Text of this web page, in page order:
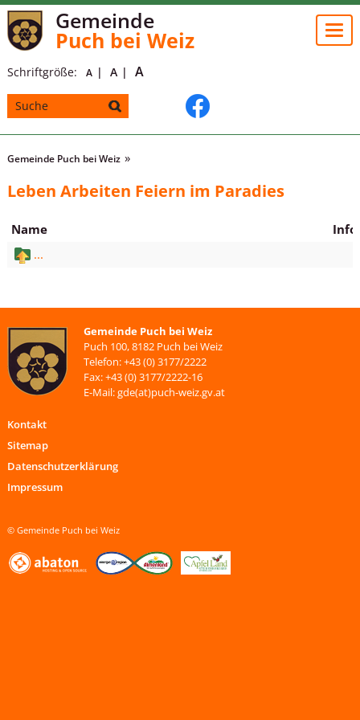
Gemeinde
Puch bei Weiz
Schriftgröße: A A A
Gemeinde Puch bei Weiz
Leben Arbeiten Feiern im Paradies
Name
Info
...
Gemeinde Puch bei Weiz
Puch 100, 8182 Puch bei Weiz
Telefon: +43 (0) 3177/2222
Fax: +43 (0) 3177/2222-16
E-Mail: gde(at)puch-weiz.gv.at
Kontakt
Sitemap
Datenschutzerklärung
Impressum
© Gemeinde Puch bei Weiz